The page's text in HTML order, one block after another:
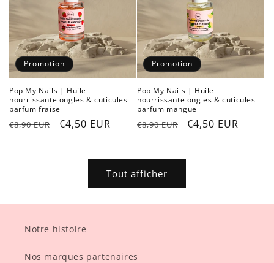
Promotion
Pop My Nails | Huile
nourrissante ongles & cuticules
parfum fraise
Prix
€8,90 EUR
Prix
€4,50 EUR
Promotion
Pop My Nails | Huile
nourrissante ongles & cuticules
parfum mangue
Prix
€8,90 EUR
Prix
€4,50 EUR
Tout afficher
Notre histoire
Nos marques partenaires